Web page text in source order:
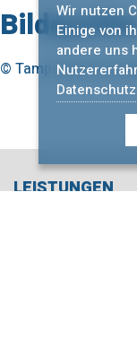
© Tampongalvanik
LEISTUNGEN
Wir nutzen
Einige von
andere uns